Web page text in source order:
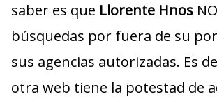
saber es que Llorente Hnos
búsquedas por fuera de su
sus agencias autorizadas. Es
otra web tiene la potestad de